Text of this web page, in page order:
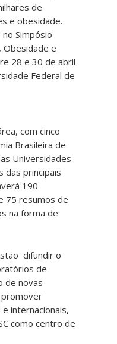
de
e obesidade.
Simpósio
Obesidade e
28 e 30 de abril
Federal de
com cinco
Brasileira de
Universidades
das principais
190
75 resumos de
na forma de
difundir o
de
de novas
internacionais,
como centro de